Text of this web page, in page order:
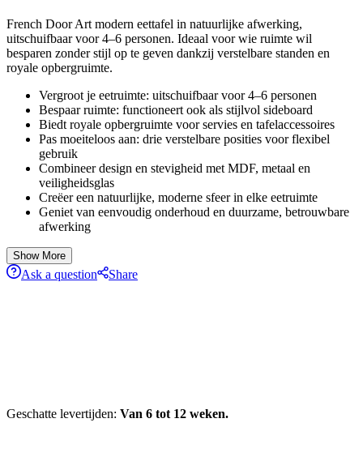
French Door Art modern eettafel in natuurlijke afwerking,
uitschuifbaar voor 4–6 personen. Ideaal voor wie ruimte wil
besparen zonder stijl op te geven dankzij verstelbare standen en
royale opbergruimte.
Vergroot je eetruimte: uitschuifbaar voor 4–6 personen
Bespaar ruimte: functioneert ook als stijlvol sideboard
Biedt royale opbergruimte voor servies en tafelaccessoires
Pas moeiteloos aan: drie verstelbare posities voor flexibel
gebruik
Combineer design en stevigheid met MDF, metaal en
veiligheidsglas
Creëer een natuurlijke, moderne sfeer in elke eetruimte
Geniet van eenvoudig onderhoud en duurzame, betrouwbare
afwerking
Show More
Ask a question Share
Geschatte levertijden: Van 6 tot 12 weken.